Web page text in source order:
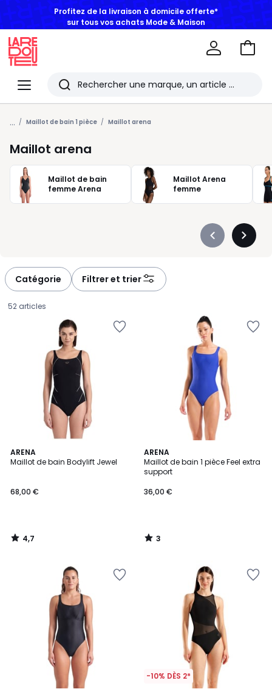
sur tous vos achats Mode & Maison
Menu
Redoute
Rechercher
Les
derniers
articles
consultés
Aller
... Maillot de bain 1 pièce Maillot arena
Maillot arena
Maillot de bain
femme Arena
Maillot Arena
femme
Précédent
Catégorie Filtrer et trier
52 articles
ARENA
Maillot de bain Bodylift Jewel
€.
68,00 €
4,7
/ 5
4,7
/
ARENA
Maillot de bain 1 pièce Feel extra
support
36,00 €
3
/
5
3
/
-10% DÈS 2*